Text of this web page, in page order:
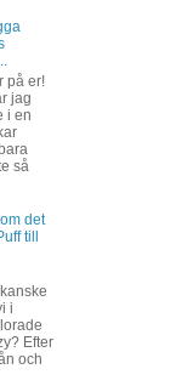
på er!
jag
i en
så
det
till
i
Efter
och